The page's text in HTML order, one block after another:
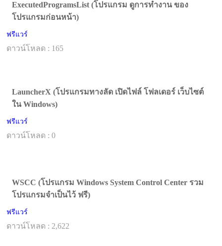
ExecutedProgramsList (โปรแกรม ดูการทำงาน ของ
โปรแกรมก่อนหน้า)
ฟรีแวร์
ดาวน์โหลด : 165
LauncherX (โปรแกรมทางลัด เปิดไฟล์ โฟลเดอร์ เว็บไซต์
ใน Windows)
ฟรีแวร์
ดาวน์โหลด : 0
WSCC (โปรแกรม Windows System Control Center รวม
โปรแกรมจำเป็นไว้ ฟรี)
ฟรีแวร์
ดาวน์โหลด : 2,622